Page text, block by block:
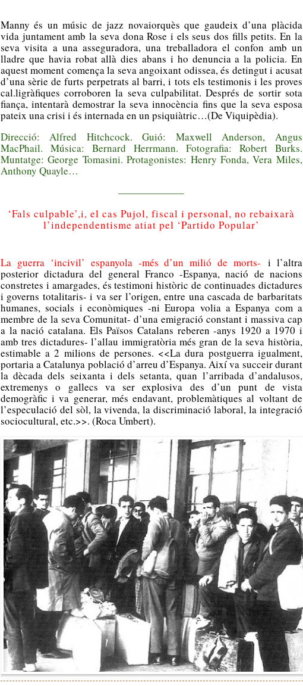
Manny és un músic de jazz novaiorquès que gaudeix d’una plàcida
vida juntament amb la seva dona Rose i els seus dos fills petits. En la
seva visita a una asseguradora, una treballadora el confon amb un
lladre que havia robat allà dies abans i ho denuncia a la policia. En
aquest moment comença la seva angoixant odissea, és detingut i acusat
d’una sèrie de furts perpetrats al barri, i tots els testimonis i les proves
cal.ligràfiques corroboren la seva culpabilitat. Després de sortir sota
fiança, intentarà demostrar la seva innocència fins que la seva esposa
pateix una crisi i és internada en un psiquiàtric…(De Viquipèdia).
Direcció: Alfred Hitchcock. Guió: Maxwell Anderson, Angus
MacPhail. Música: Bernard Herrmann. Fotografia: Robert Burks.
Muntatge: George Tomasini. Protagonistes: Henry Fonda, Vera Miles,
Anthony Quayle…
——————–
‘Fals culpable’,i, el cas Pujol, fiscal i personal, no rebaixarà
l’independentisme atiat pel ‘Partido Popular’
La guerra ‘incivil’ espanyola -més d’un milió de morts- i l’altra
posterior dictadura del general Franco -Espanya, nació de nacions
constretes i amargades, és testimoni històric de continuades dictadures
i governs totalitaris- i va ser l’origen, entre una cascada de barbaritats
humanes, socials i econòmiques -ni Europa volia a Espanya com a
membre de la seva Comunitat- d’una emigració constant i massiva cap
a la nació catalana. Els Països Catalans reberen -anys 1920 a 1970 i
amb tres dictadures- l’allau immigratòria més gran de la seva història,
estimable a 2 milions de persones. <<La dura postguerra igualment,
portaria a Catalunya població d’arreu d’Espanya. Així va succeir durant
la dècada dels seixanta i dels setanta, quan l’arribada d’andalusos,
extremenys o gallecs va ser explosiva des d’un punt de vista
demogràfic i va generar, més endavant, problemàtiques al voltant de
l’especulació del sòl, la vivenda, la discriminació laboral, la integració
sociocultural, etc.>>. (Roca Umbert).